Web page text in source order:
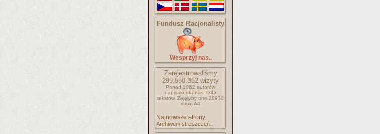
Fundusz Racjonalisty
Wesprzyj nas..
Zarejestrowaliśmy
295.550.352 wizyty
Ponad 1062 autorów
napisało dla nas 7343
tekstów. Zajęłyby one 28930
stron A4
Najnowsze strony..
Archiwum streszczeń..